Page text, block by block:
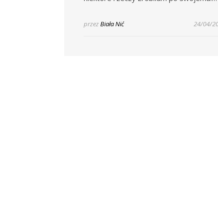
przezBiała Nić 24/04/